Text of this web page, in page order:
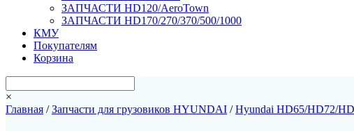
ЗАПЧАСТИ HD120/AeroTown
ЗАПЧАСТИ HD170/270/370/500/1000
КМУ
Покупателям
Корзина
×
Главная /Запчасти для грузовиков HYUNDAI /Hyundai HD65/HD72/